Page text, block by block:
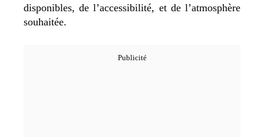
disponibles, de l’accessibilité, et de l’atmosphère
souhaitée.